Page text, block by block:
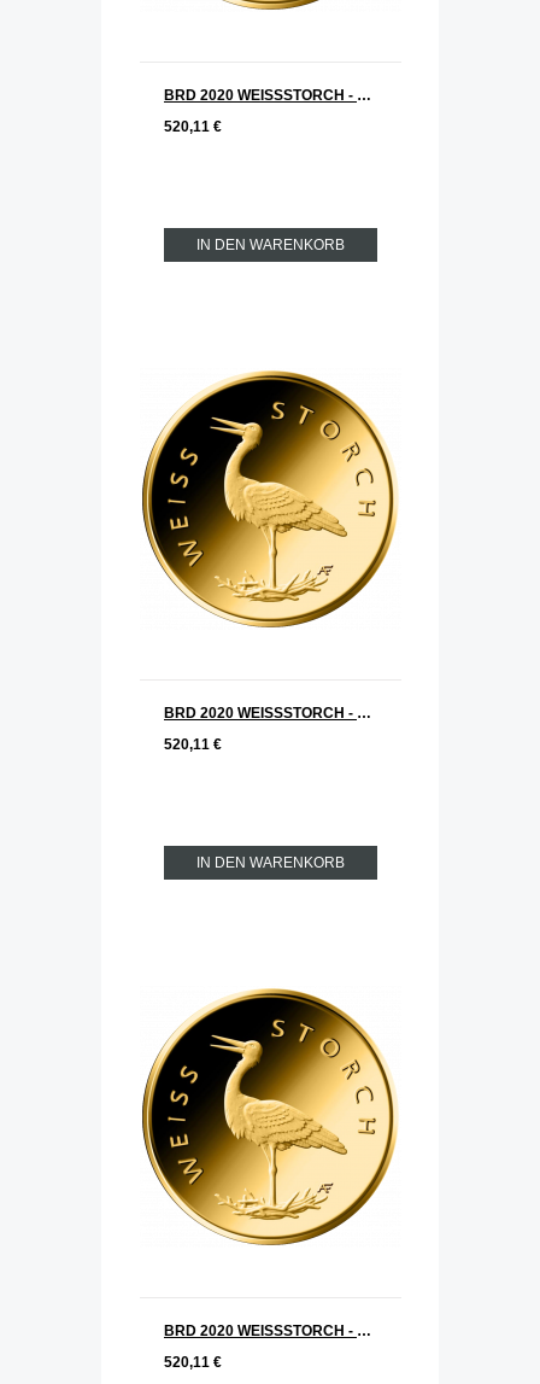
BRD 2020 WEISSSTORCH - Storch Serie: Heimische Vögel 20 € Goldmünze G = Karlsruhe
520,11 €
IN DEN WARENKORB
BRD 2020 WEISSSTORCH - Storch Serie: Heimische Vögel 20 € Goldmünze F = Stuttgart
520,11 €
IN DEN WARENKORB
BRD 2020 WEISSSTORCH - Storch Serie: Heimische Vögel 20 € Goldmünze A = Berlin
520,11 €